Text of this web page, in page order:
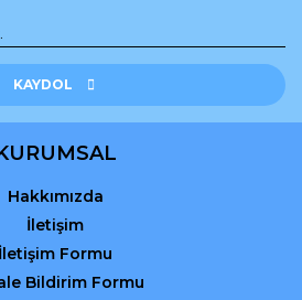
veya görüntülenemiyor.
eksik bilgiler bulunuyor.
daha pahalı.
KAYDOL
Hakkımızda
İletişim
İletişim Formu
Bildirim Formu